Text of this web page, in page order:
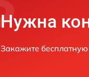
Нужна
Закажите